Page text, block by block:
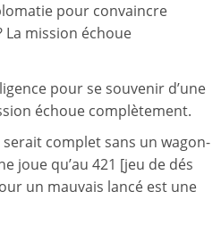
pour convaincre
La mission échoue
pour se souvenir d’une
échoue complètement.
complet sans un wagon-
joue qu’au 421 [jeu de dés
un mauvais lancé est une